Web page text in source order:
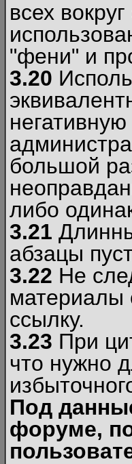
всех
"фени" и
3.20
большой
либо
3.21
абзацы
3.22 Не
материалы
ссылку.
3.23 При
что нужно
Под
форуме,